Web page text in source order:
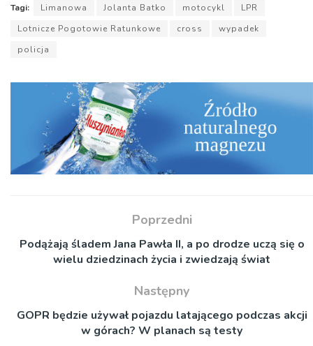
Tagi: Limanowa Jolanta Batko motocykl
LPR
Lotnicze Pogotowie Ratunkowe
cross
wypadek
policja
Poprzedni
Podążają śladem Jana Pawła II, a po drodze uczą się o
wielu dziedzinach życia i zwiedzają świat
Następny
GOPR będzie używał pojazdu latającego podczas akcji
w górach? W planach są testy